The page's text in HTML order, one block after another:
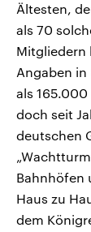
Ältesten,
als 70
Mitgliedern
Angaben in
als
doch seit
deutschen
Bahnhöfen
Haus zu
dem